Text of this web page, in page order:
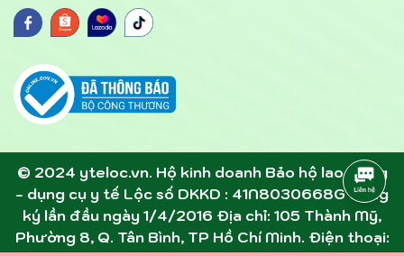
© 2024 yteloc.vn. Hộ kinh doanh Bảo hộ lao động
- dụng cụ y tế Lộc số DKKD : 41N8030668G đăng
ký lần đầu ngày 1/4/2016 Địa chỉ: 105 Thành Mỹ,
Phường 8, Q. Tân Bình, TP Hồ Chí Minh. Điện thoại: